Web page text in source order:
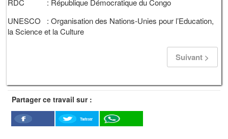
RDC : République Démocratique du Congo
UNESCO : Organisation des Nations-Unies pour l’Education,
la Science et la Culture
Suivant >
Partager ce travail sur :
Facebook
Twitter